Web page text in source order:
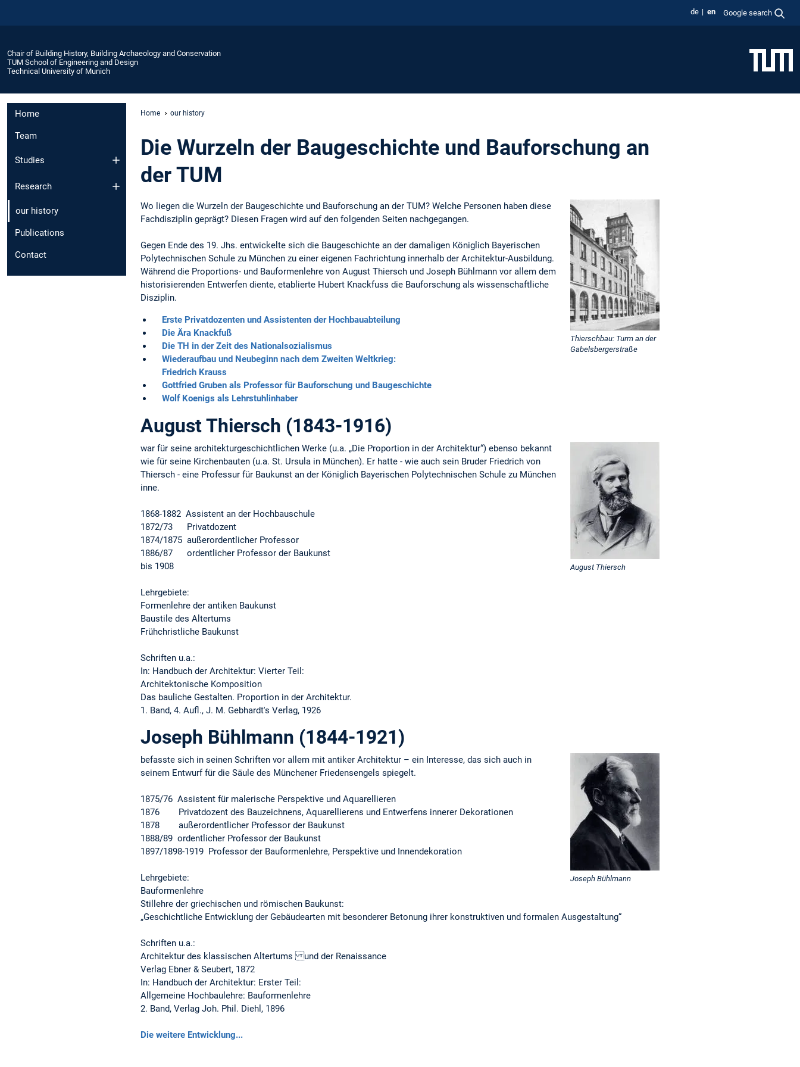
de en Google search
Chair of Building History, Building Archaeology and Conservation
TUM School of Engineering and Design
Technical University of Munich
Home
Team
Studies
Research
our history
Publications
Contact
Home our history
Die Wurzeln der Baugeschichte und Bauforschung an
der TUM
Thierschbau: Turm an der
Gabelsbergerstraße
Wo liegen die Wurzeln der Baugeschichte und Bauforschung an der TUM? Welche Personen haben diese
Fachdisziplin geprägt? Diesen Fragen wird auf den folgenden Seiten nachgegangen.
Gegen Ende des 19. Jhs. entwickelte sich die Baugeschichte an der damaligen Königlich Bayerischen
Polytechnischen Schule zu München zu einer eigenen Fachrichtung innerhalb der Architektur-Ausbildung.
Während die Proportions- und Bauformenlehre von August Thiersch und Joseph Bühlmann vor allem dem
historisierenden Entwerfen diente, etablierte Hubert Knackfuss die Bauforschung als wissenschaftliche
Disziplin.
Erste Privatdozenten und Assistenten der Hochbauabteilung
Die Ära Knackfuß
Die TH in der Zeit des Nationalsozialismus
Wiederaufbau und Neubeginn nach dem Zweiten Weltkrieg:
Friedrich Krauss
Gottfried Gruben als Professor für Bauforschung und Baugeschichte
Wolf Koenigs als Lehrstuhlinhaber
August Thiersch (1843-1916)
August Thiersch
war für seine architekturgeschichtlichen Werke (u.a. „Die Proportion in der Architektur“) ebenso bekannt
wie für seine Kirchenbauten (u.a. St. Ursula in München). Er hatte - wie auch sein Bruder Friedrich von
Thiersch - eine Professur für Baukunst an der Königlich Bayerischen Polytechnischen Schule zu München
inne.
1868-1882 Assistent an der Hochbauschule
1872/73 Privatdozent
1874/1875 außerordentlicher Professor
1886/87 ordentlicher Professor der Baukunst
bis 1908
Lehrgebiete:
Formenlehre der antiken Baukunst
Baustile des Altertums
Frühchristliche Baukunst
Schriften u.a.:
In: Handbuch der Architektur: Vierter Teil:
Architektonische Komposition
Das bauliche Gestalten. Proportion in der Architektur.
1. Band, 4. Aufl., J. M. Gebhardt's Verlag, 1926
Joseph Bühlmann (1844-1921)
Joseph Bühlmann
befasste sich in seinen Schriften vor allem mit antiker Architektur – ein Interesse, das sich auch in
seinem Entwurf für die Säule des Münchener Friedensengels spiegelt.
1875/76 Assistent für malerische Perspektive und Aquarellieren
1876 Privatdozent des Bauzeichnens, Aquarellierens und Entwerfens innerer Dekorationen
1878 außerordentlicher Professor der Baukunst
1888/89 ordentlicher Professor der Baukunst
1897/1898-1919 Professor der Bauformenlehre, Perspektive und Innendekoration
Lehrgebiete:
Bauformenlehre
Stillehre der griechischen und römischen Baukunst:
„Geschichtliche Entwicklung der Gebäudearten mit besonderer Betonung ihrer konstruktiven und formalen Ausgestaltung“
Schriften u.a.:
Architektur des klassischen Altertums und der Renaissance
Verlag Ebner & Seubert, 1872
In: Handbuch der Architektur: Erster Teil:
Allgemeine Hochbaulehre: Bauformenlehre
2. Band, Verlag Joh. Phil. Diehl, 1896
Die weitere Entwicklung...